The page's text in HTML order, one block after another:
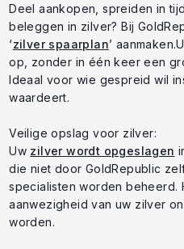
Deel aankopen, spreiden in
beleggen in zilver? Bij
‘zilver spaarplan’
op, zonder in één keer een
Ideaal voor wie gespreid wil
waardeert.
Veilige opslag voor zilver:
Uw zilver wordt opgeslagen
die niet door GoldRepublic
specialisten worden beheerd.
aanwezigheid van uw zilver
worden.